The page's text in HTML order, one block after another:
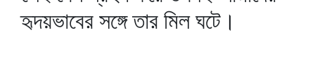
হৃদয়ভাবের সঙ্গে তার মিল ঘটে।